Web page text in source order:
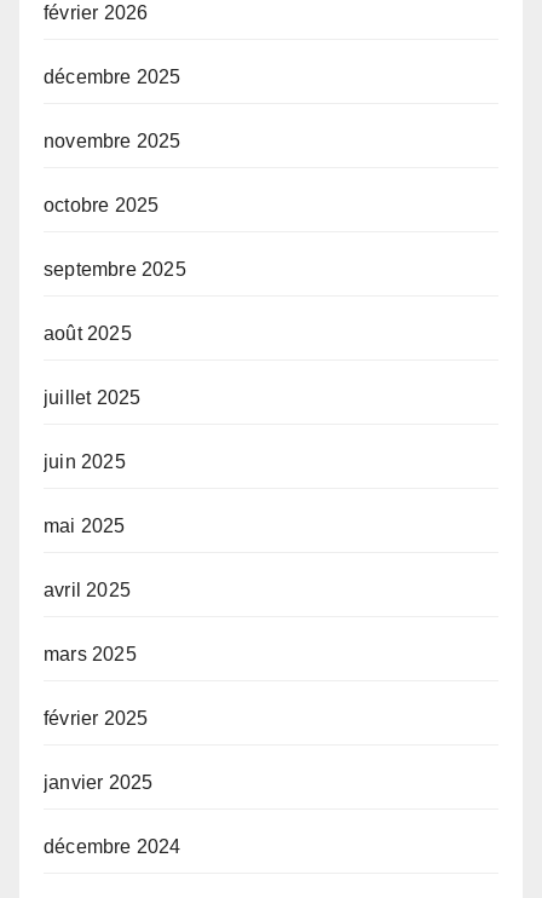
février 2026
décembre 2025
novembre 2025
octobre 2025
septembre 2025
août 2025
juillet 2025
juin 2025
mai 2025
avril 2025
mars 2025
février 2025
janvier 2025
décembre 2024